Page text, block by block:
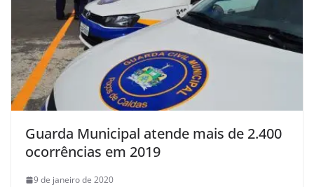
Guarda Municipal atende mais de 2.400
ocorrências em 2019
9 de janeiro de 2020